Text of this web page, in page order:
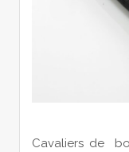
Cavaliers de